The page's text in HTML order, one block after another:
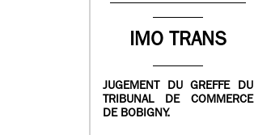
IMO TRANS
JUGEMENT DU GREFFE DU
TRIBUNAL DE COMMERCE
DE BOBIGNY.